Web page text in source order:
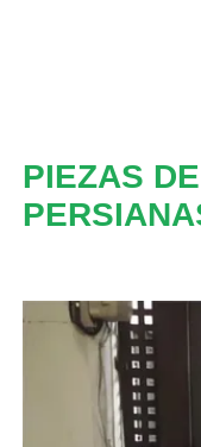
PIEZAS